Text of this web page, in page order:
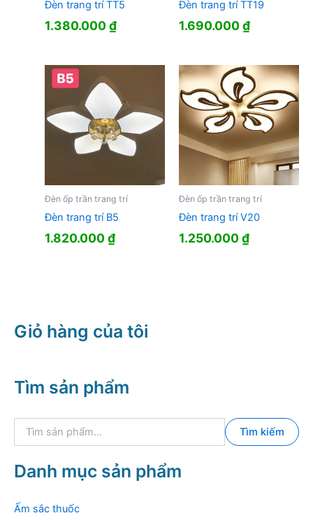
Đèn trang trí TT5
1.380.000₫
Đèn trang trí TT19
1.690.000₫
Đèn ốp trần trang trí
Đèn trang trí B5
1.820.000₫
Đèn ốp trần trang trí
Đèn trang trí V20
1.250.000₫
Giỏ hàng của tôi
Tìm sản phẩm
k
i
m
Tìm kiếm
Danh mục sản phẩm
Ấm sắc thuốc